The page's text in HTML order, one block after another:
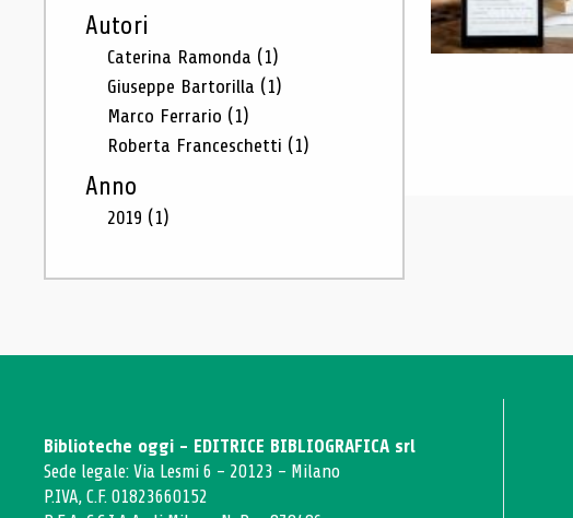
Autori
Caterina Ramonda (1)
Giuseppe Bartorilla (1)
Marco Ferrario (1)
Roberta Franceschetti (1)
Anno
2019 (1)
Biblioteche oggi - EDITRICE BIBLIOGRAFICA srl
Sede legale: Via Lesmi 6 - 20123 - Milano
P.IVA, C.F. 01823660152